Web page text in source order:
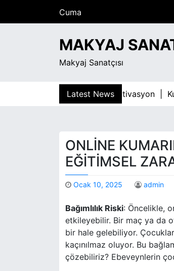
Cuma
Ağustos 7, 2026
MAKYAJ
Makyaj Sanatçısı
Latest News
Mucadelede Motivasyon |
ONLINE
EĞITIMSEL
Ocak 10, 2025 admin
Bağımlılık Riski: Öncelikle,
etkileyebilir. Bir maç ya da
bir hale gelebiliyor.
kaçınılmaz oluyor. Bu
çözebiliriz? Ebeveynlerin